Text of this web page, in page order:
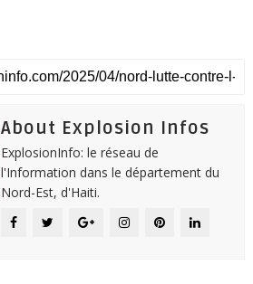
About Explosion Infos
ExplosionInfo: le réseau de
l'Information dans le département du
Nord-Est, d'Haiti.